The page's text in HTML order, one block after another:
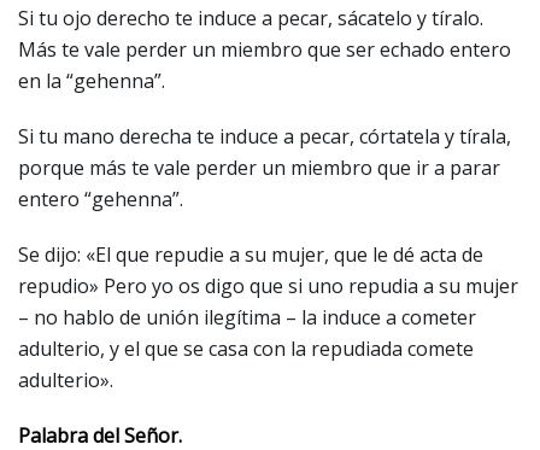
Si tu ojo derecho te induce a pecar, sácatelo y tíralo.
Más te vale perder un miembro que ser echado entero
en la “gehenna”.
Si tu mano derecha te induce a pecar, córtatela y tírala,
porque más te vale perder un miembro que ir a parar
entero “gehenna”.
Se dijo: «El que repudie a su mujer, que le dé acta de
repudio» Pero yo os digo que si uno repudia a su mujer
– no hablo de unión ilegítima – la induce a cometer
adulterio, y el que se casa con la repudiada comete
adulterio».
Palabra del Señor.